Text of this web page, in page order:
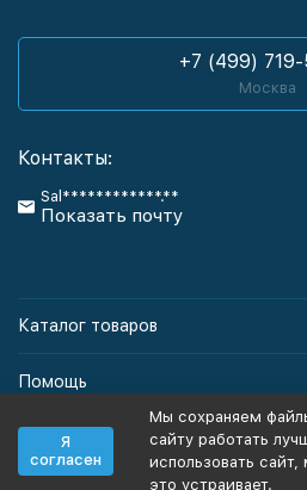
+7 (499)
Москва
Контакты:
Sal************.**
Показать почту
Каталог товаров
Помощь
Информация
Я
согласен
Мы сохраняем
сайту работать
использовать
это устраивает.